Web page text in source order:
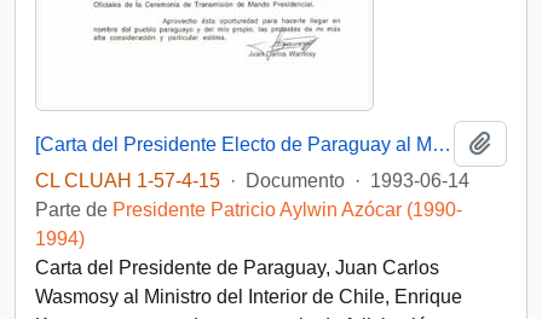
[Carta del Presidente Electo de Paraguay al Ministro del Interior, Enrique Krauss]
CL CLUAH 1-57-4-15 · Documento · 1993-06-14
Parte de Presidente Patricio Aylwin Azócar (1990-
1994)
Carta del Presidente de Paraguay, Juan Carlos
Wasmosy al Ministro del Interior de Chile, Enrique